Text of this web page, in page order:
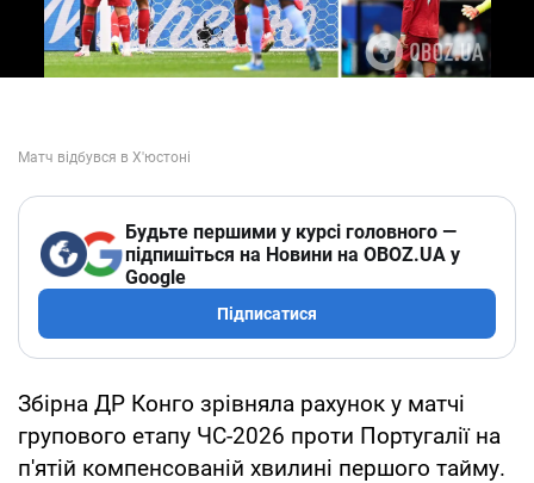
Будьте першими у курсі головного —
підпишіться на Новини на OBOZ.UA у
Google
Підписатися
Збірна ДР Конго зрівняла рахунок у матчі
групового етапу ЧС-2026 проти Португалії на
п'ятій компенсованій хвилині першого тайму.